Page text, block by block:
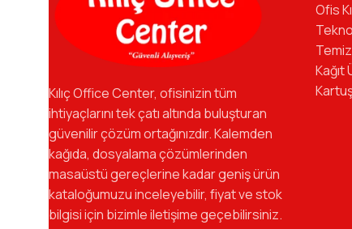
Kılıç Office Center, ofisinizin tüm
ihtiyaçlarını tek çatı altında buluşturan
güvenilir çözüm ortağınızdır. Kalemden
kağıda, dosyalama çözümlerinden
masaüstü gereçlerine kadar geniş ürün
kataloğumuzu inceleyebilir, fiyat ve stok
bilgisi için bizimle iletişime geçebilirsiniz.
Ofis
Kağıt